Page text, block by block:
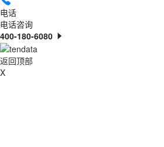
电话
电话咨询
400-180-6080
返回顶部
X